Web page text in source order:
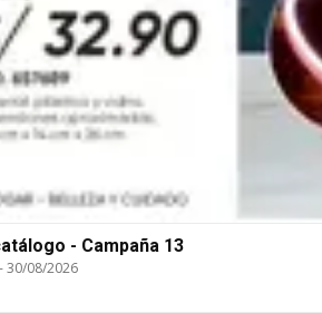
- Campaña 13
-30/08/2026